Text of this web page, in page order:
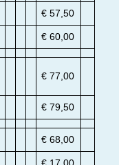
€ 57,50
€ 60,00
€ 77,00
€ 79,50
€ 68,00